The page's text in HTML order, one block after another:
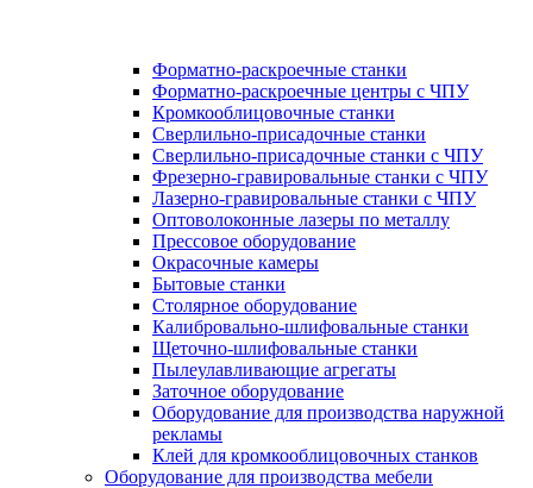
Форматно-раскроечные станки
Форматно-раскроечные центры с ЧПУ
Кромкооблицовочные станки
Сверлильно-присадочные станки
Сверлильно-присадочные станки с ЧПУ
Фрезерно-гравировальные станки с ЧПУ
Лазерно-гравировальные станки с ЧПУ
Оптоволоконные лазеры по металлу
Прессовое оборудование
Окрасочные камеры
Бытовые станки
Столярное оборудование
Калибровально-шлифовальные станки
Щеточно-шлифовальные станки
Пылеулавливающие агрегаты
Заточное оборудование
Оборудование для производства наружной
рекламы
Клей для кромкооблицовочных станков
Оборудование для производства мебели